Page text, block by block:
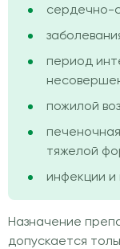
сердечно-
период
пожилой
тяжелой
инфекции и
Назначение
допускается